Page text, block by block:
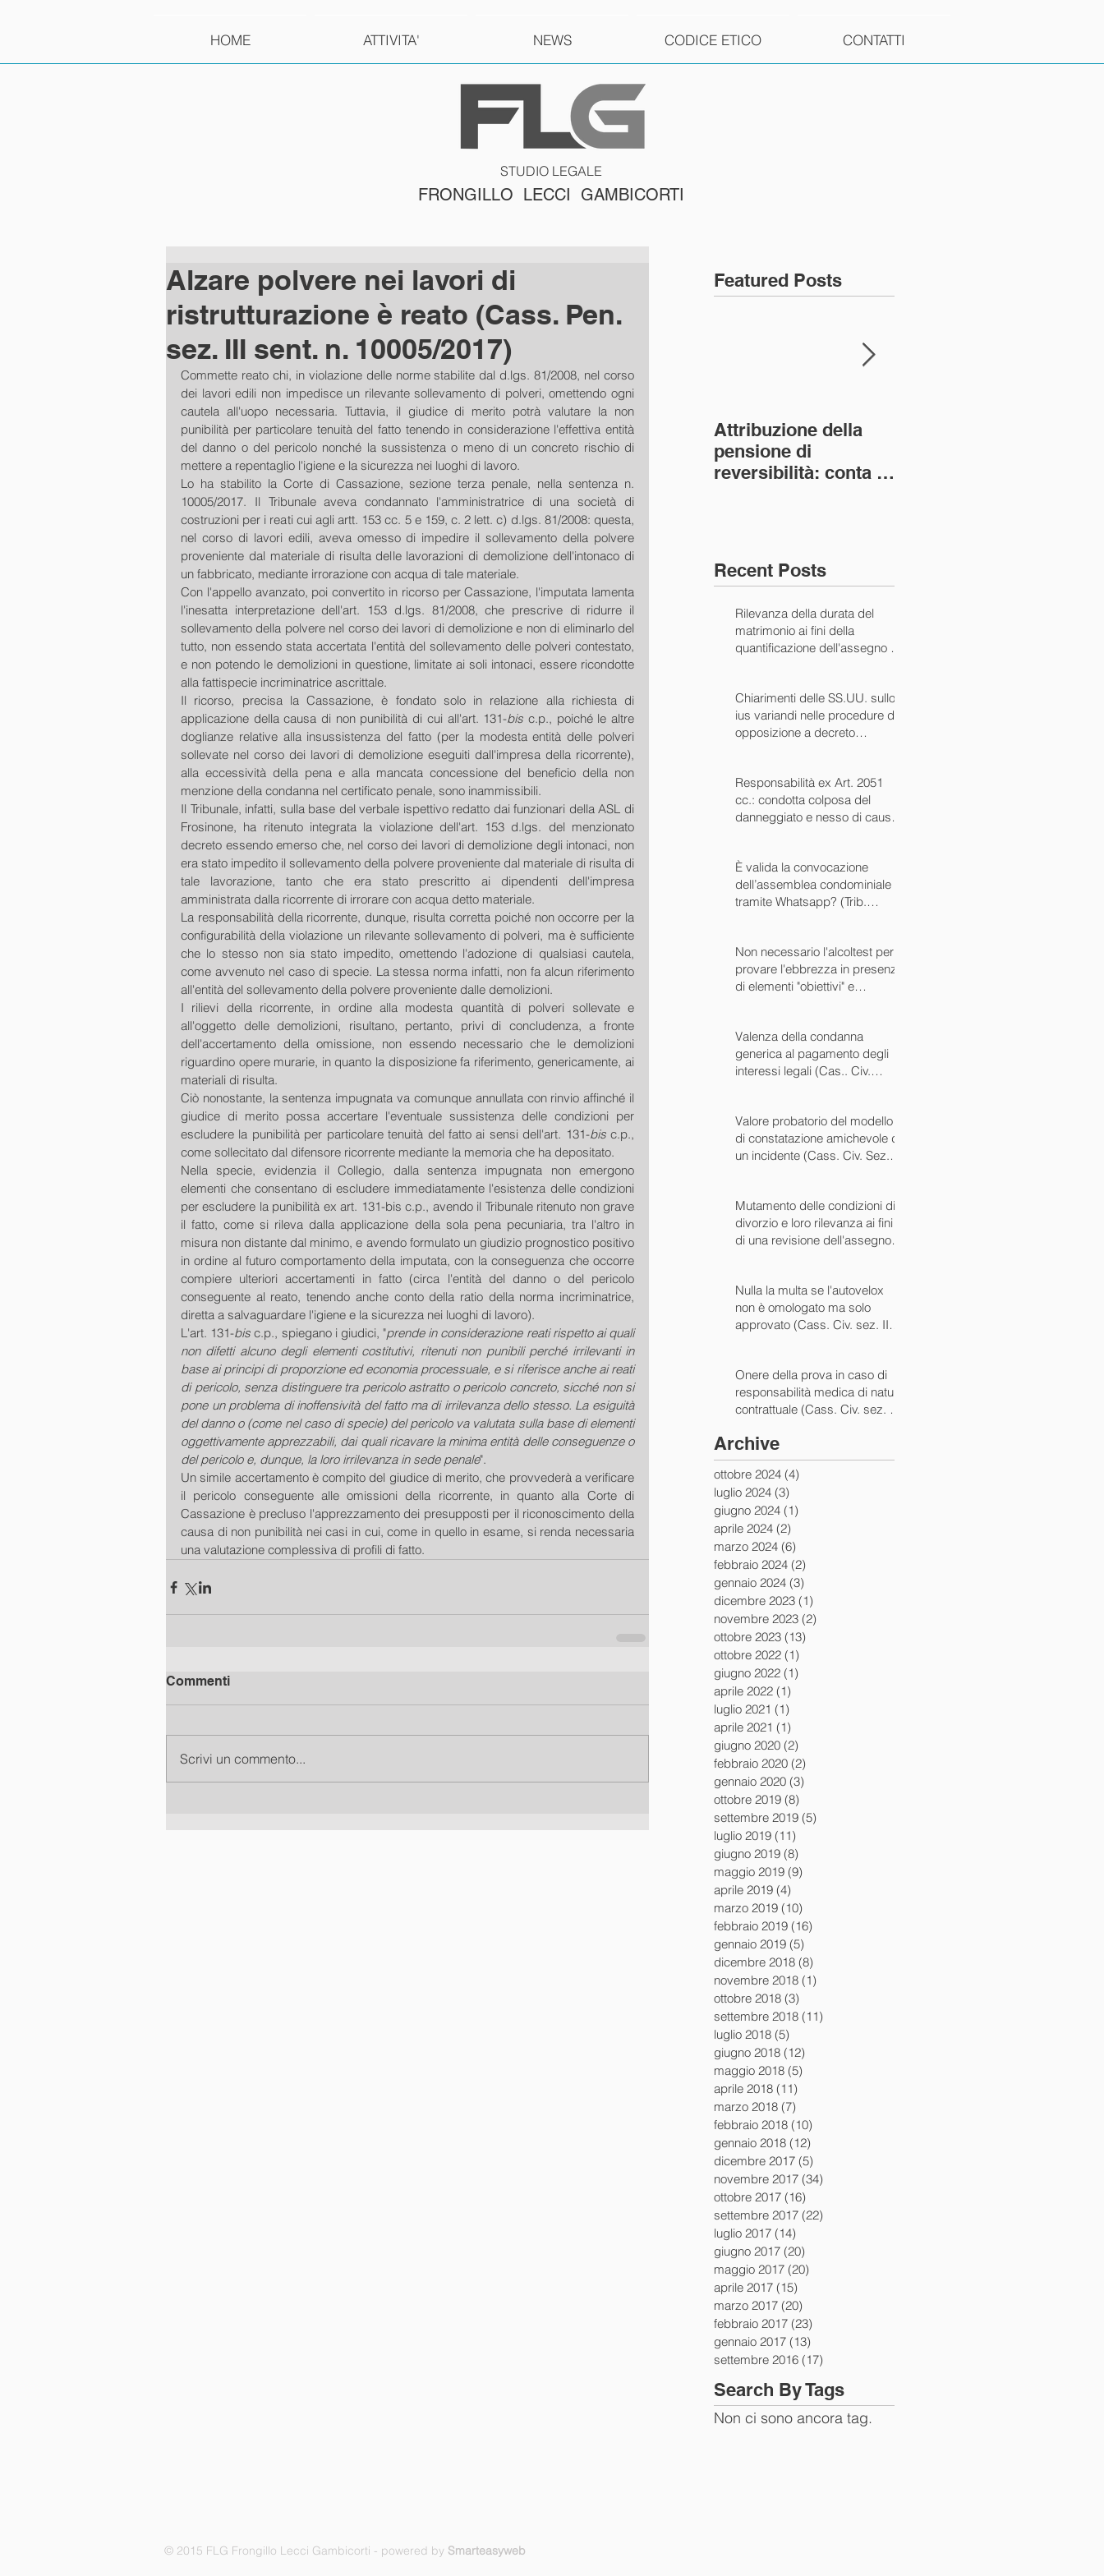
HOME ATTIVITA' NEWS CODICE ETICO CONTATTI
STUDIO LEGALE
FRONGILLO LECCI GAMBICORTI
Alzare polvere nei lavori di
ristrutturazione è reato (Cass. Pen.
sez. III sent. n. 10005/2017)
Commette reato chi, in violazione delle norme stabilite dal d.lgs. 81/2008, nel corso
dei lavori edili non impedisce un rilevante sollevamento di polveri, omettendo ogni
cautela all'uopo necessaria. Tuttavia, il giudice di merito potrà valutare la non
punibilità per particolare tenuità del fatto tenendo in considerazione l'effettiva entità
del danno o del pericolo nonché la sussistenza o meno di un concreto rischio di
mettere a repentaglio l'igiene e la sicurezza nei luoghi di lavoro.
Lo ha stabilito la Corte di Cassazione, sezione terza penale, nella sentenza n.
10005/2017. Il Tribunale aveva condannato l'amministratrice di una società di
costruzioni per i reati cui agli artt. 153 cc. 5 e 159, c. 2 lett. c) d.lgs. 81/2008: questa,
nel corso di lavori edili, aveva omesso di impedire il sollevamento della polvere
proveniente dal materiale di risulta delle lavorazioni di demolizione dell'intonaco di
un fabbricato, mediante irrorazione con acqua di tale materiale.
Con l'appello avanzato, poi convertito in ricorso per Cassazione, l'imputata lamenta
l'inesatta interpretazione dell'art. 153 d.lgs. 81/2008, che prescrive di ridurre il
sollevamento della polvere nel corso dei lavori di demolizione e non di eliminarlo del
tutto, non essendo stata accertata l'entità del sollevamento delle polveri contestato,
e non potendo le demolizioni in questione, limitate ai soli intonaci, essere ricondotte
alla fattispecie incriminatrice ascrittale.
Il ricorso, precisa la Cassazione, è fondato solo in relazione alla richiesta di
applicazione della causa di non punibilità di cui all'art. 131-bis c.p., poiché le altre
doglianze relative alla insussistenza del fatto (per la modesta entità delle polveri
sollevate nel corso dei lavori di demolizione eseguiti dall'impresa della ricorrente),
alla eccessività della pena e alla mancata concessione del beneficio della non
menzione della condanna nel certificato penale, sono inammissibili.
Il Tribunale, infatti, sulla base del verbale ispettivo redatto dai funzionari della ASL di
Frosinone, ha ritenuto integrata la violazione dell'art. 153 d.lgs. del menzionato
decreto essendo emerso che, nel corso dei lavori di demolizione degli intonaci, non
era stato impedito il sollevamento della polvere proveniente dal materiale di risulta di
tale lavorazione, tanto che era stato prescritto ai dipendenti dell'impresa
amministrata dalla ricorrente di irrorare con acqua detto materiale.
La responsabilità della ricorrente, dunque, risulta corretta poiché non occorre per la
configurabilità della violazione un rilevante sollevamento di polveri, ma è sufficiente
che lo stesso non sia stato impedito, omettendo l'adozione di qualsiasi cautela,
come avvenuto nel caso di specie. La stessa norma infatti, non fa alcun riferimento
all'entità del sollevamento della polvere proveniente dalle demolizioni.
I rilievi della ricorrente, in ordine alla modesta quantità di polveri sollevate e
all'oggetto delle demolizioni, risultano, pertanto, privi di concludenza, a fronte
dell'accertamento della omissione, non essendo necessario che le demolizioni
riguardino opere murarie, in quanto la disposizione fa riferimento, genericamente, ai
materiali di risulta.
Ciò nonostante, la sentenza impugnata va comunque annullata con rinvio affinché il
giudice di merito possa accertare l'eventuale sussistenza delle condizioni per
escludere la punibilità per particolare tenuità del fatto ai sensi dell'art. 131-bis c.p.,
come sollecitato dal difensore ricorrente mediante la memoria che ha depositato.
Nella specie, evidenzia il Collegio, dalla sentenza impugnata non emergono
elementi che consentano di escludere immediatamente l'esistenza delle condizioni
per escludere la punibilità ex art. 131-bis c.p., avendo il Tribunale ritenuto non grave
il fatto, come si rileva dalla applicazione della sola pena pecuniaria, tra l'altro in
misura non distante dal minimo, e avendo formulato un giudizio prognostico positivo
in ordine al futuro comportamento della imputata, con la conseguenza che occorre
compiere ulteriori accertamenti in fatto (circa l'entità del danno o del pericolo
conseguente al reato, tenendo anche conto della ratio della norma incriminatrice,
diretta a salvaguardare l'igiene e la sicurezza nei luoghi di lavoro).
L'art. 131-bis c.p., spiegano i giudici, "prende in considerazione reati rispetto ai quali
non difetti alcuno degli elementi costitutivi, ritenuti non punibili perché irrilevanti in
base ai principi di proporzione ed economia processuale, e si riferisce anche ai reati
di pericolo, senza distinguere tra pericolo astratto o pericolo concreto, sicché non si
pone un problema di inoffensività del fatto ma di irrilevanza dello stesso. La esiguità
del danno o (come nel caso di specie) del pericolo va valutata sulla base di elementi
oggettivamente apprezzabili, dai quali ricavare la minima entità delle conseguenze o
del pericolo e, dunque, la loro irrilevanza in sede penale".
Un simile accertamento è compito del giudice di merito, che provvederà a verificare
il pericolo conseguente alle omissioni della ricorrente, in quanto alla Corte di
Cassazione è precluso l'apprezzamento dei presupposti per il riconoscimento della
causa di non punibilità nei casi in cui, come in quello in esame, si renda necessaria
una valutazione complessiva di profili di fatto.
Commenti
Scrivi un commento...
Featured Posts
Attribuzione della
pensione di
reversibilità: conta la
Recent Posts
Rilevanza della durata del
matrimonio ai fini della
quantificazione dell'assegno di
Chiarimenti delle SS.UU. sullo
ius variandi nelle procedure di
opposizione a decreto
Responsabilità ex Art. 2051
cc.: condotta colposa del
danneggiato e nesso di causa
È valida la convocazione
dell’assemblea condominiale
tramite Whatsapp? (Trib.
Non necessario l'alcoltest per
provare l'ebbrezza in presenza
di elementi "obiettivi" e
Valenza della condanna
generica al pagamento degli
interessi legali (Cas.. Civ.
Valore probatorio del modello
di constatazione amichevole di
un incidente (Cass. Civ. Sez. III
Mutamento delle condizioni di
divorzio e loro rilevanza ai fini
di una revisione dell'assegno
Nulla la multa se l'autovelox
non è omologato ma solo
approvato (Cass. Civ. sez. II
Onere della prova in caso di
responsabilità medica di natura
contrattuale (Cass. Civ. sez. III
Archive
ottobre 2024 (4)
luglio 2024 (3)
giugno 2024 (1)
aprile 2024 (2)
marzo 2024 (6)
febbraio 2024 (2)
gennaio 2024 (3)
dicembre 2023 (1)
novembre 2023 (2)
ottobre 2023 (13)
ottobre 2022 (1)
giugno 2022 (1)
aprile 2022 (1)
luglio 2021 (1)
aprile 2021 (1)
giugno 2020 (2)
febbraio 2020 (2)
gennaio 2020 (3)
ottobre 2019 (8)
settembre 2019 (5)
luglio 2019 (11)
giugno 2019 (8)
maggio 2019 (9)
aprile 2019 (4)
marzo 2019 (10)
febbraio 2019 (16)
gennaio 2019 (5)
dicembre 2018 (8)
novembre 2018 (1)
ottobre 2018 (3)
settembre 2018 (11)
luglio 2018 (5)
giugno 2018 (12)
maggio 2018 (5)
aprile 2018 (11)
marzo 2018 (7)
febbraio 2018 (10)
gennaio 2018 (12)
dicembre 2017 (5)
novembre 2017 (34)
ottobre 2017 (16)
settembre 2017 (22)
luglio 2017 (14)
giugno 2017 (20)
maggio 2017 (20)
aprile 2017 (15)
marzo 2017 (20)
febbraio 2017 (23)
gennaio 2017 (13)
settembre 2016 (17)
Search By Tags
Non ci sono ancora tag.
© 2015 FLG Frongillo Lecci Gambicorti - powered by Smarteasyweb